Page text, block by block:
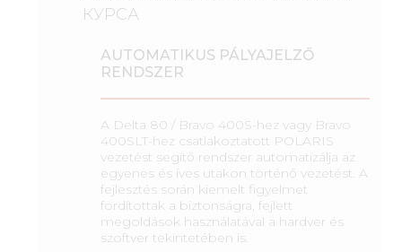
AUTOMATIKUS PÁLYAJELZŐ
RENDSZER
A Delta 80 / Bravo 400S-hez vagy Bravo
400SLT-hez csatlakoztatott POLARIS
vezetést segítő rendszer automatizálja az
egyenes és íves utakon történő vezetést. A
fejlesztés során kiemelt figyelmet
fordítottak a biztonságra, fejlett
megoldások használatával a hardver és
szoftver tekintetében is.